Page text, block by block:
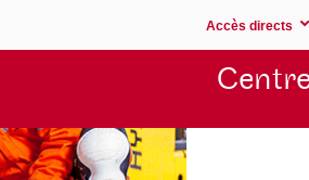
Accès directs